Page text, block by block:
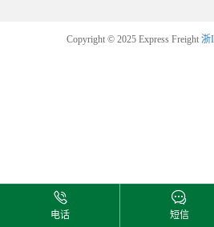
Copyright © 2025 Express Freight 浙
电话 短信